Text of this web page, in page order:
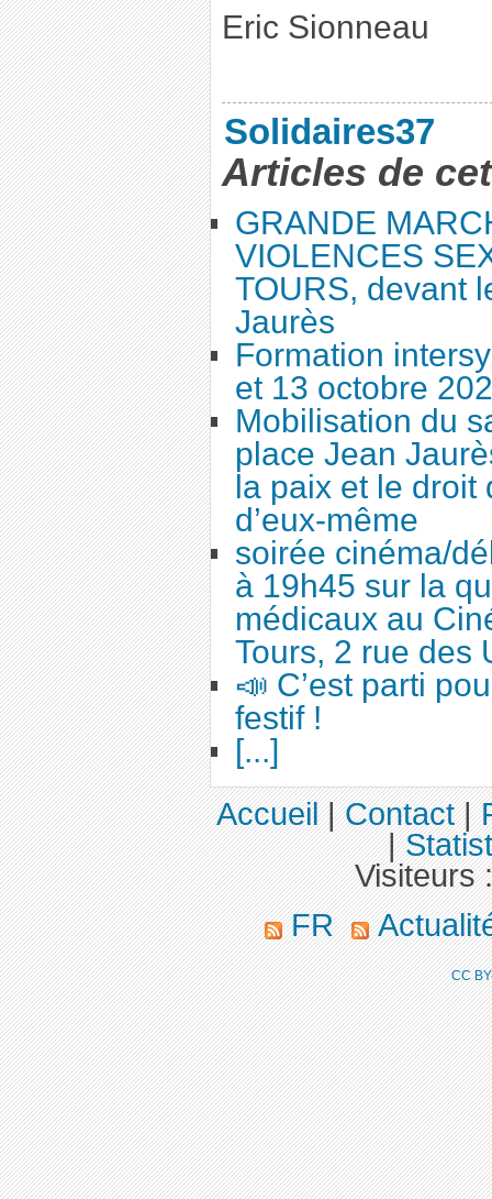
Eric Sionneau
Solidaires37
Articles de
GRANDE
VIOLENCES
TOURS, devant
Jaurès
Formation
et 13 octobre
Mobilisation du
place Jean
la paix et le droit
d’eux-même
soirée cinéma/
à 19h45 sur la
médicaux au
Tours, 2 rue des
📣 C’est parti
festif !
[...]
Accueil|Contact|
|
Visiteurs
FR
CC